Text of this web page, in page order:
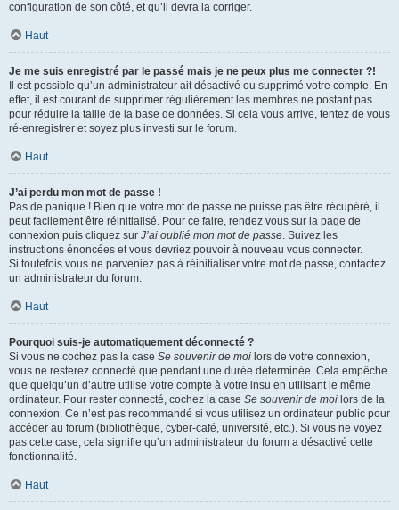
configuration de son côté, et qu’il devra la corriger.
Haut
Je me suis enregistré par le passé mais je ne peux plus me connecter ?!
Il est possible qu’un administrateur ait désactivé ou supprimé votre compte. En
effet, il est courant de supprimer régulièrement les membres ne postant pas
pour réduire la taille de la base de données. Si cela vous arrive, tentez de vous
ré-enregistrer et soyez plus investi sur le forum.
Haut
J’ai perdu mon mot de passe !
Pas de panique ! Bien que votre mot de passe ne puisse pas être récupéré, il
peut facilement être réinitialisé. Pour ce faire, rendez vous sur la page de
connexion puis cliquez sur J’ai oublié mon mot de passe. Suivez les
instructions énoncées et vous devriez pouvoir à nouveau vous connecter.
Si toutefois vous ne parveniez pas à réinitialiser votre mot de passe, contactez
un administrateur du forum.
Haut
Pourquoi suis-je automatiquement déconnecté ?
Si vous ne cochez pas la case Se souvenir de moi lors de votre connexion,
vous ne resterez connecté que pendant une durée déterminée. Cela empêche
que quelqu’un d’autre utilise votre compte à votre insu en utilisant le même
ordinateur. Pour rester connecté, cochez la case Se souvenir de moi lors de la
connexion. Ce n’est pas recommandé si vous utilisez un ordinateur public pour
accéder au forum (bibliothèque, cyber-café, université, etc.). Si vous ne voyez
pas cette case, cela signifie qu’un administrateur du forum a désactivé cette
fonctionnalité.
Haut